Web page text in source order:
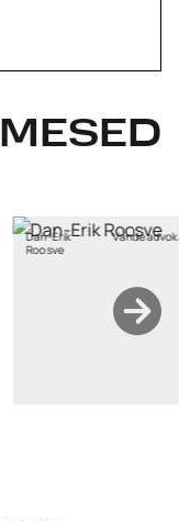
Sten-Marten